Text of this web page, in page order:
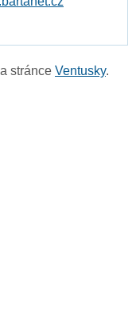
stránce Ventusky.